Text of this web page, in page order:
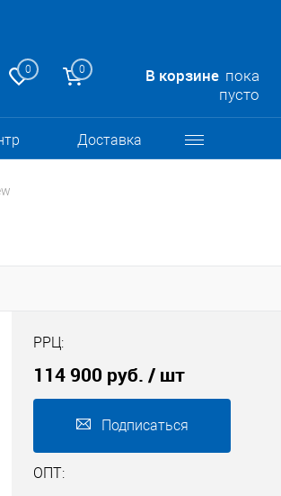
0 0 В корзине пока
пусто
Доставка
РРЦ:
114 900 руб. / шт
Подписаться
ОПТ: